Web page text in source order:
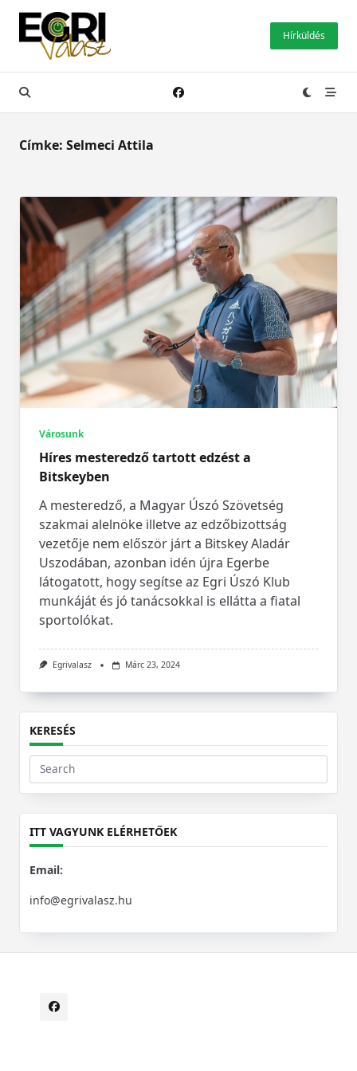
Skip
content
Hírküldés
Címke: Selmeci Attila
Városunk
Híres mesteredző tartott edzést a
Bitskeyben
A mesteredző, a Magyar Úszó Szövetség
szakmai alelnöke illetve az edzőbizottság
vezetője nem először járt a Bitskey Aladár
Uszodában, azonban idén újra Egerbe
látogatott, hogy segítse az Egri Úszó Klub
munkáját és jó tanácsokkal is ellátta a fiatal
sportolókat.
Egrivalasz Márc 23, 2024
KERESÉS
Search
for:
ITT VAGYUNK ELÉRHETŐEK
Email:
info@egrivalasz.hu